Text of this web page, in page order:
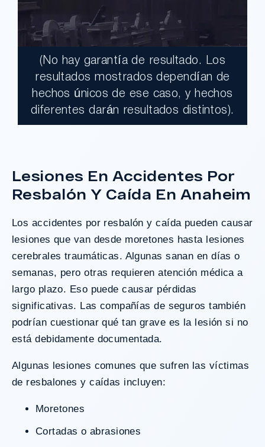
$17,900,000.00
Un jurado declaró al Condado de Los
¿Tengo Un Caso?
(No hay garantía de resultado. Los
resultados mostrados dependían de
hechos únicos de ese caso, y hechos
diferentes darán resultados distintos).
Lesiones En Accidentes Por
Resbalón Y Caída En Anaheim
Los accidentes por resbalón y caída pueden causar
lesiones que van desde moretones hasta lesiones
cerebrales traumáticas. Algunas sanan en días o
semanas, pero otras requieren atención médica a
largo plazo. Eso puede causar pérdidas
significativas. Las compañías de seguros también
podrían cuestionar qué tan grave es la lesión si no
está debidamente documentada.
Algunas lesiones comunes que sufren las víctimas
de resbalones y caídas incluyen:
Moretones
Cortadas o abrasiones